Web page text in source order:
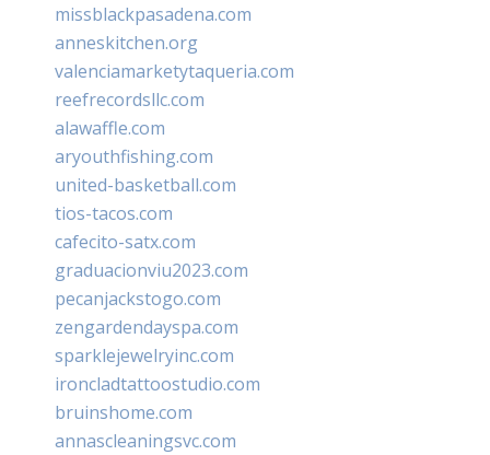
missblackpasadena.com
anneskitchen.org
valenciamarketytaqueria.com
reefrecordsllc.com
alawaffle.com
aryouthfishing.com
united-basketball.com
tios-tacos.com
cafecito-satx.com
graduacionviu2023.com
pecanjackstogo.com
zengardendayspa.com
sparklejewelryinc.com
ironcladtattoostudio.com
bruinshome.com
annascleaningsvc.com